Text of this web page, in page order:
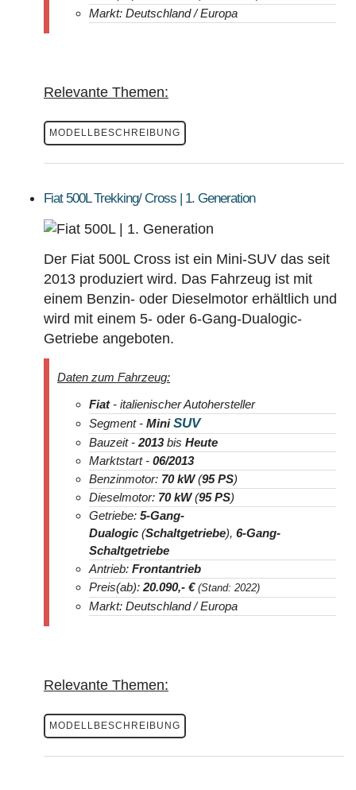
Markt: Deutschland / Europa
Relevante Themen:
MODELLBESCHREIBUNG
Fiat 500L Trekking/ Cross | 1. Generation
Der Fiat 500L Cross ist ein Mini-SUV das seit
2013 produziert wird. Das Fahrzeug ist mit
einem Benzin- oder Dieselmotor erhältlich und
wird mit einem 5- oder 6-Gang-Dualogic-
Getriebe angeboten.
Daten zum Fahrzeug:
Fiat- italienischer Autohersteller
Segment - MiniSUV
Bauzeit -2013bis Heute
Marktstart - 06/2013
Benzinmotor: 70 kW(95 PS)
Dieselmotor: 70 kW(95 PS)
Getriebe: 5-Gang-
Dualogic (Schaltgetriebe), 6-Gang-
Schaltgetriebe
Antrieb: Frontantrieb
Preis(ab):20.090,- € (Stand: 2022)
Markt: Deutschland / Europa
Relevante Themen:
MODELLBESCHREIBUNG